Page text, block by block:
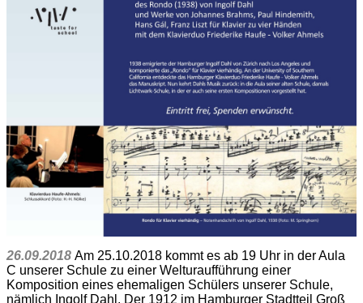
26.09.2018 Am 25.10.2018 kommt es ab 19 Uhr in der Aula
C unserer Schule zu einer Welturaufführung einer
Komposition eines ehemaligen Schülers unserer Schule,
nämlich Ingolf Dahl. Der 1912 im Hamburger Stadtteil Groß